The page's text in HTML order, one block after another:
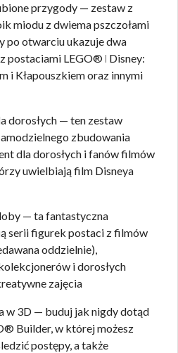
przygody — zestaw z
miodu z dwiema pszczołami
po otwarciu ukazuje dwa
postaciami LEGO® ǀ Disney:
i Kłapouszkiem oraz innymi
dorosłych — ten zestaw
zbudowania
dla dorosłych i fanów filmów
uwielbiają film Disneya
— ta fantastyczna
serii figurek postaci z filmów
oddzielnie),
i dorosłych
zajęcia
w 3D — buduj jak nigdy dotąd
Builder, w której możesz
postępy, a także